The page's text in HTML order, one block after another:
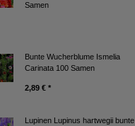
Samen
Bunte Wucherblume Ismelia
Carinata 100 Samen
2,89 € *
Lupinen Lupinus hartwegii bunte